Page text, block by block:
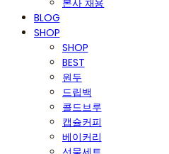
본사 채용
BLOG
SHOP
SHOP
BEST
원두
드립백
콜드브루
캡슐커피
베이커리